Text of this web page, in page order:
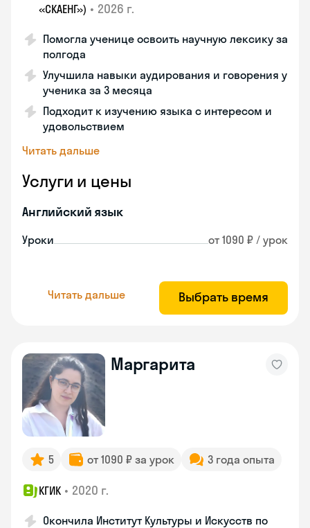
«СКАЕНГ») • 2026 г.
Помогла ученице освоить научную лексику за
полгода
Улучшила навыки аудирования и говорения у
ученика за 3 месяца
Подходит к изучению языка с интересом и
удовольствием
Читать дальше
Услуги и цены
Английский язык
Уроки от 1090 ₽ / урок
Читать дальше Выбрать время
Маргарита
5 от 1090 ₽ за урок 3 года опыта
КГИК • 2020 г.
Окончила Институт Культуры и Искусств по